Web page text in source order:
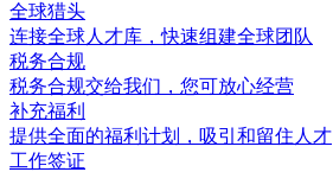
全球猎头
连接全球人才库，快速组建全球团队
税务合规
税务合规交给我们，您可放心经营
补充福利
提供全面的福利计划，吸引和留住人才
工作签证